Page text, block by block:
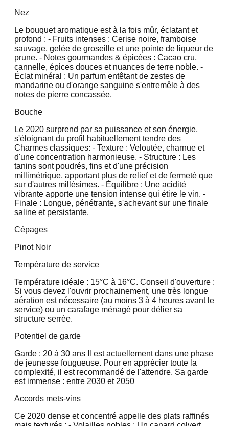
Nez
Le bouquet aromatique est à la fois mûr, éclatant et
profond : - Fruits intenses : Cerise noire, framboise
sauvage, gelée de groseille et une pointe de liqueur de
prune. - Notes gourmandes & épicées : Cacao cru,
cannelle, épices douces et nuances de terre noble. -
Éclat minéral : Un parfum entêtant de zestes de
mandarine ou d'orange sanguine s'entremêle à des
notes de pierre concassée.
Bouche
Le 2020 surprend par sa puissance et son énergie,
s'éloignant du profil habituellement tendre des
Charmes classiques: - Texture : Veloutée, charnue et
d'une concentration harmonieuse. - Structure : Les
tanins sont poudrés, fins et d'une précision
millimétrique, apportant plus de relief et de fermeté que
sur d'autres millésimes. - Équilibre : Une acidité
vibrante apporte une tension intense qui étire le vin. -
Finale : Longue, pénétrante, s'achevant sur une finale
saline et persistante.
Cépages
Pinot Noir
Température de service
Température idéale : 15°C à 16°C. Conseil d'ouverture :
Si vous devez l'ouvrir prochainement, une très longue
aération est nécessaire (au moins 3 à 4 heures avant le
service) ou un carafage ménagé pour délier sa
structure serrée.
Potentiel de garde
Garde : 20 à 30 ans Il est actuellement dans une phase
de jeunesse fougueuse. Pour en apprécier toute la
complexité, il est recommandé de l'attendre. Sa garde
est immense : entre 2030 et 2050
Accords mets-vins
Ce 2020 dense et concentré appelle des plats raffinés